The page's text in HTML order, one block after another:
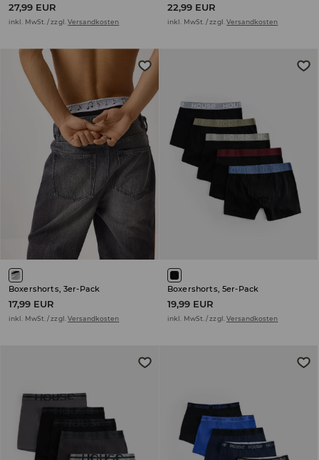
27,99 EUR
inkl. MwSt. / zzgl. Versandkosten
22,99 EUR
inkl. MwSt. / zzgl. Versandkosten
Boxershorts, 3er-Pack
17,99 EUR
inkl. MwSt. / zzgl.Versandkosten
Boxershorts, 5er-Pack
19,99 EUR
inkl. MwSt. / zzgl.Versandkosten